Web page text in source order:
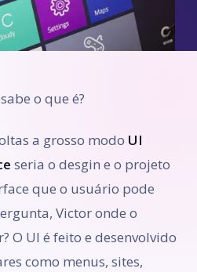
o que é?
a grosso modo UI
seria o desgin e o projeto
que o usuário pode
Victor onde o
O UI é feito e desenvolvido
como menus, sites,